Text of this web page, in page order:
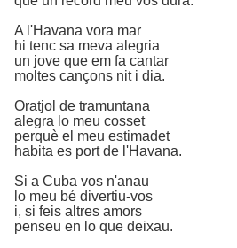
A l'Havana vora mar
hi tenc sa meva alegria
un jove que em fa cantar
moltes cançons nit i dia.
Oratjol de tramuntana
alegra lo meu cosset
perquè el meu estimadet
habita es port de l'Havana.
Si a Cuba vos n'anau
lo meu bé divertiu-vos
i, si feis altres amors
penseu en lo que deixau.